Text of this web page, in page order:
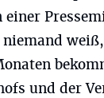
und der